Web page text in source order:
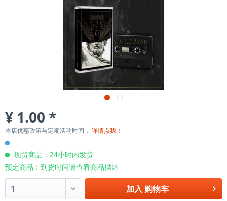
¥ 1.00 *
本店优惠政策与定期活动时间， 详情点我！
现货商品：24小时内发货
预定商品：到货时间请查看商品描述
加入 购物车